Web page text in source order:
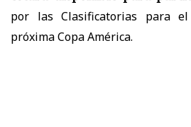
por las Clasificatorias para
próxima Copa América.